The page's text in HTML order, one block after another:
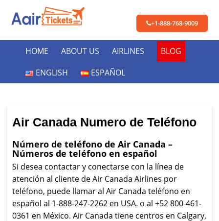
+1-888-768-9009
HOME ABOUT US AIRLINES
BLOG
ENGLISH
ESPAÑOL
Air Canada Numero de Teléfono
Número de teléfono de Air Canada –
Números de teléfono en español
Si desea contactar y conectarse con la línea de
atención al cliente de Air Canada Airlines por
teléfono, puede llamar al Air Canada teléfono en
español al 1-888-247-2262 en USA. o al +52 800-461-
0361 en México. Air Canada tiene centros en Calgary,